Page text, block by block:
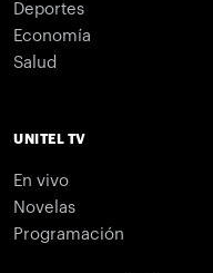
Deportes
Economía
Salud
UNITEL TV
En vivo
Novelas
Programación